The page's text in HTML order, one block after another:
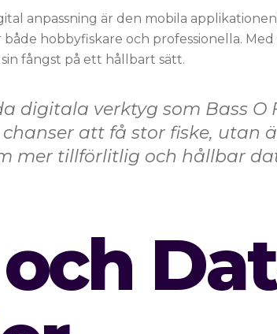
anpassning är den mobila applikationen
hobbyfiskare och professionella.
fångst på ett hållbart sätt.
digitala verktyg som Bass
att få stor fiske, utan
mer tillförlitlig och hållbar